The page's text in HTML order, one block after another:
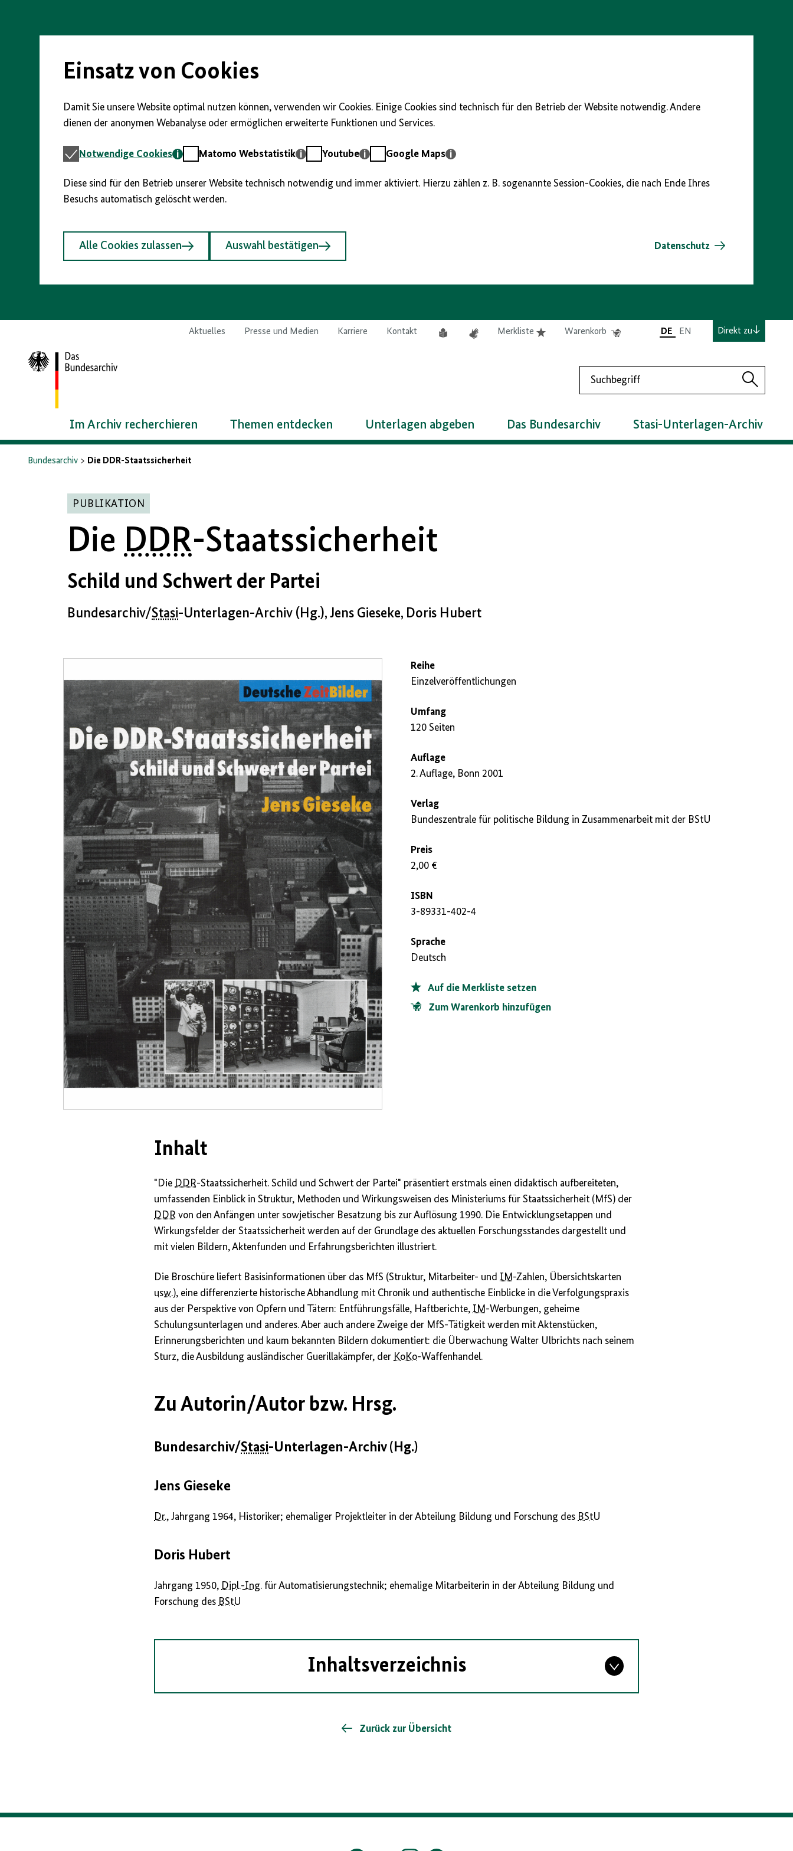
Seiteninhalt
Einsatz von Cookies
Damit Sie unsere Website optimal nutzen können, verwenden wir Cookies. Einige Cookies sind technisch für den Betrieb der Website notwendig. Andere
dienen der anonymen Webanalyse oder ermöglichen erweiterte Funktionen und Services.
Notwendige
Notwendige Cookies
MatomoMatomo Webstatistik YoutubeYoutube
GoogleGoogle Maps
Diese sind für den Betrieb unserer Website technisch notwendig und immer aktiviert. Hierzu zählen z. B. sogenannte Session-Cookies, die nach Ende Ihres
Besuchs automatisch gelöscht werden.
Alle Cookies zulassen Auswahl bestätigen Datenschutz
Aktuelles Presse und Medien Karriere Kontakt
Leichte
Gebärdensprache
Merkliste
ElementeWarenkorb
Elemente
Warenkorb
DE EN Direkt zu
Zur
Startseite
Suchen
Im Archiv recherchieren Themen entdecken Unterlagen abgeben Das Bundesarchiv Stasi-Unterlagen-Archiv
Bundesarchiv Die DDR-Staatssicherheit
PUBLIKATION
Die DDR-Staatssicherheit
Schild und Schwert der Partei
Bundesarchiv/Stasi-Unterlagen-Archiv (Hg.), Jens Gieseke, Doris Hubert
Reihe
Einzelveröffentlichungen
Umfang
120 Seiten
Auflage
2. Auflage, Bonn 2001
Verlag
Bundeszentrale für politische Bildung in Zusammenarbeit mit der BStU
Preis
2,00 €
ISBN
3-89331-402-4
Sprache
Deutsch
Auf die Merkliste setzen
Zum Warenkorb hinzufügen
Inhalt
"Die DDR-Staatssicherheit. Schild und Schwert der Partei" präsentiert erstmals einen didaktisch aufbereiteten,
umfassenden Einblick in Struktur, Methoden und Wirkungsweisen des Ministeriums für Staatssicherheit (MfS) der
DDR von den Anfängen unter sowjetischer Besatzung bis zur Auflösung 1990. Die Entwicklungsetappen und
Wirkungsfelder der Staatssicherheit werden auf der Grundlage des aktuellen Forschungsstandes dargestellt und
mit vielen Bildern, Aktenfunden und Erfahrungsberichten illustriert.
Die Broschüre liefert Basisinformationen über das MfS (Struktur, Mitarbeiter- und IM -Zahlen, Übersichtskarten
usw.), eine differenzierte historische Abhandlung mit Chronik und authentische Einblicke in die Verfolgungspraxis
aus der Perspektive von Opfern und Tätern: Entführungsfälle, Haftberichte, IM -Werbungen, geheime
Schulungsunterlagen und anderes. Aber auch andere Zweige der MfS-Tätigkeit werden mit Aktenstücken,
Erinnerungsberichten und kaum bekannten Bildern dokumentiert: die Überwachung Walter Ulbrichts nach seinem
Sturz, die Ausbildung ausländischer Guerillakämpfer, der KoKo-Waffenhandel.
Zu Autorin/Autor bzw. Hrsg.
Bundesarchiv/Stasi-Unterlagen-Archiv (Hg.)
Jens Gieseke
Dr., Jahrgang 1964, Historiker; ehemaliger Projektleiter in der Abteilung Bildung und Forschung des BStU
Doris Hubert
Jahrgang 1950, Dipl.-Ing. für Automatisierungstechnik; ehemalige Mitarbeiterin in der Abteilung Bildung und
Forschung des BStU
Inhaltsverzeichnis
Zurück zur Übersicht